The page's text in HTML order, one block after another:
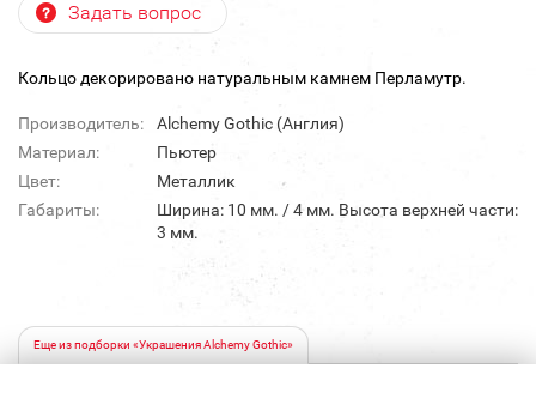
Задать вопрос
Кольцо декорировано натуральным камнем Перламутр.
Производитель:
Alchemy Gothic (Англия)
Материал:
Пьютер
Цвет:
Металлик
Габариты:
Ширина: 10 мм. / 4 мм. Высота верхней части:
3 мм.
Еще из подборки «Украшения Alchemy Gothic»